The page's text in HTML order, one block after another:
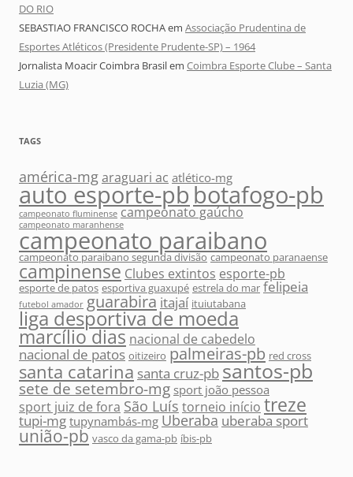
DO RIO
SEBASTIAO FRANCISCO ROCHAem Associação Prudentina de
Esportes Atléticos (Presidente Prudente-SP) – 1964
Jornalista Moacir Coimbra Brasilem Coimbra Esporte Clube – Santa
Luzia (MG)
TAGS
américa-mgaraguari ac atlético-mg
auto esporte-pbbotafogo-pb
campeonato fluminense campeonato gaúcho
campeonato maranhense
campeonato paraibano
campeonato paraibano segunda divisão campeonato paranaense
campinense Clubes extintos esporte-pb
esporte de patos esportiva guaxupé estrela do mar felipeia
futebol amador guarabira itajaí ituiutabana
liga desportiva de moeda
marcílio dias nacional de cabedelo
nacional de patos oitizeiro palmeiras-pb red cross
santa catarina santa cruz-pbsantos-pb
sete de setembro-mg sport joão pessoa
sport juiz de fora São Luís torneio início treze
tupi-mg tupynambás-mg Uberaba uberaba sport
união-pb vasco da gama-pb íbis-pb